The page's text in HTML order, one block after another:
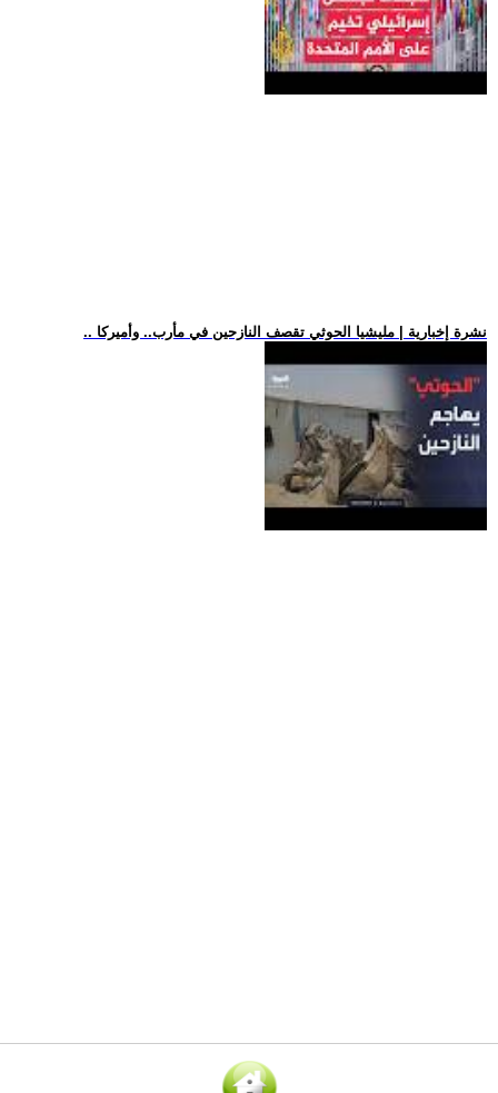
.. نشرة إخبارية | مليشيا الحوثي تقصف النازحين في مأرب.. وأميركا